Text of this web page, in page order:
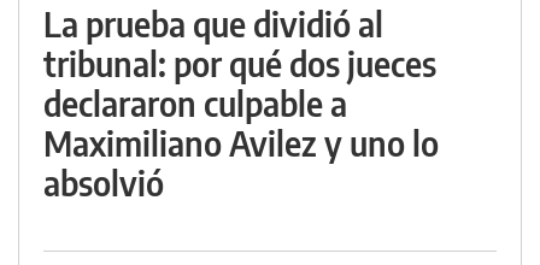
La prueba que dividió al
tribunal: por qué dos jueces
declararon culpable a
Maximiliano Avilez y uno lo
absolvió